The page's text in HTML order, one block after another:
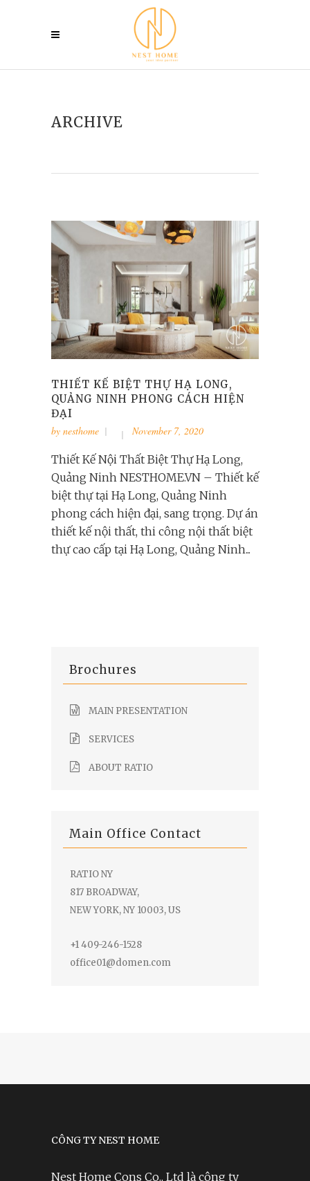
ARCHIVE
THIẾT KẾ BIỆT THỰ HẠ LONG,
QUẢNG NINH PHONG CÁCH HIỆN
ĐẠI
by nesthome November 7, 2020
Thiết Kế Nội Thất Biệt Thự Hạ Long,
Quảng Ninh NESTHOME.VN – Thiết kế
biệt thự tại Hạ Long, Quảng Ninh
phong cách hiện đại, sang trọng. Dự án
thiết kế nội thất, thi công nội thất biệt
thự cao cấp tại Hạ Long, Quảng Ninh...
Brochures
MAIN PRESENTATION
SERVICES
ABOUT RATIO
Main Office Contact
RATIO NY
817 BROADWAY,
NEW YORK, NY 10003, US
+1 409-246-1528
office01@domen.com
CÔNG TY NEST HOME
Nest Home Cons Co., Ltd là công ty